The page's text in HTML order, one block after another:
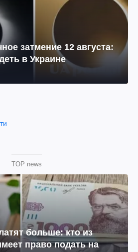
затмение 12 августа:
в Украине
TOP news
больше: кто из
право подать на